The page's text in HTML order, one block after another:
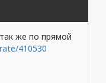
же по прямой
410530